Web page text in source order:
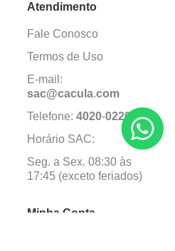
Atendimento
Fale Conosco
Termos de Uso
E-mail:
sac@cacula.com
Telefone: 4020-0220
Horário SAC:
Seg. a Sex. 08:30 às
17:45 (exceto feriados)
Minha Conta